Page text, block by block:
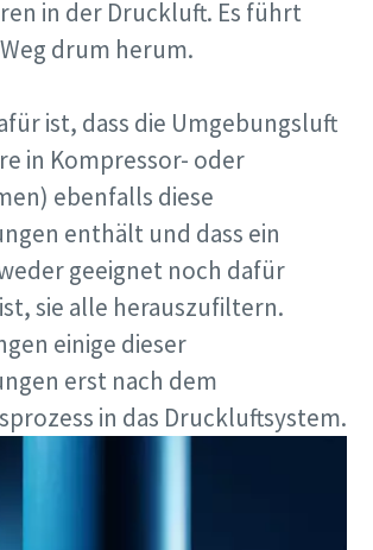
Druckluft-Edelstahlrohre jetzt direkt bei
Sie Ihre Prozesse, indem Sie nur
nutzen.
mehr über Rohrleitungen aus
in der Druckluft. Es führt
drum herum.
ist, dass die Umgebungsluft
in Kompressor- oder
ebenfalls diese
enthält und dass ein
geeignet noch dafür
sie alle herauszufiltern.
einige dieser
erst nach dem
in das Druckluftsystem.